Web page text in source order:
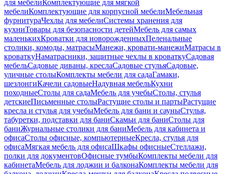
для мебелиКомплектующие для мягкой
мебелиКомплектующие для корпусной мебелиМебельная
фурнитураЧехлы для мебелиСистемы хранения для
кухниТовары для безопасности детейМебель для самых
маленькихКроватки для новорожденныхПеленальные
столики, комоды, матрасыМанежи, кровати-манежиМатрасы в
кроваткуНаматрасники, защитные чехлы в кроваткуСадовая
мебельСадовые диваны, креслаСадовые стульяСадовые,
уличные столыКомплекты мебели для садаГамаки,
шезлонгиКачели садовыеНадувная мебельКухни
походныеСтолы для садаМебель для учебыСтолы, стулья
детскиеПисьменные столыРастущие столы и партыРастущие
кресла и стулья для учебыМебель для бани и сауныСтулья,
табуретки, подставки для баниСкамьи для баниСтолы для
баниЖурнальные столики для баниМебель для кабинета и
офисаСтолы офисные, компьютерныеКресла, стулья для
офисаМягкая мебель для офисаШкафы офисныеСтеллажи,
полки для документовОфисные тумбыКомплекты мебели для
кабинетаМебель для лоджии и балконаКомплекты мебели для